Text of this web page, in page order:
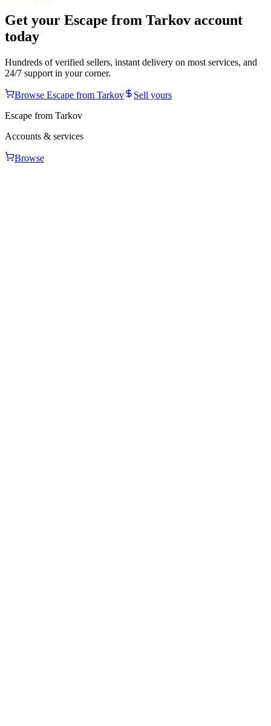
Get your Escape from Tarkov account
today
Hundreds of verified sellers, instant delivery on most services, and
24/7 support in your corner.
Browse Escape from Tarkov
Sell yours
Escape from Tarkov
Accounts & services
Browse